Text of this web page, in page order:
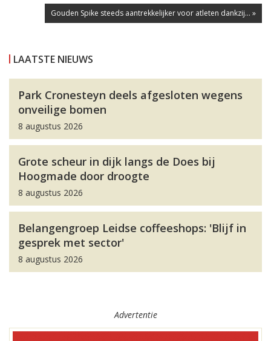
Gouden Spike steeds aantrekkelijker voor atleten dankzij... »
LAATSTE NIEUWS
Park Cronesteyn deels afgesloten wegens
onveilige bomen
8 augustus 2026
Grote scheur in dijk langs de Does bij
Hoogmade door droogte
8 augustus 2026
Belangengroep Leidse coffeeshops: 'Blijf in
gesprek met sector'
8 augustus 2026
Advertentie